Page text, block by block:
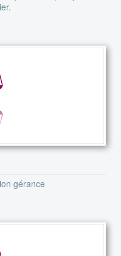
gérance